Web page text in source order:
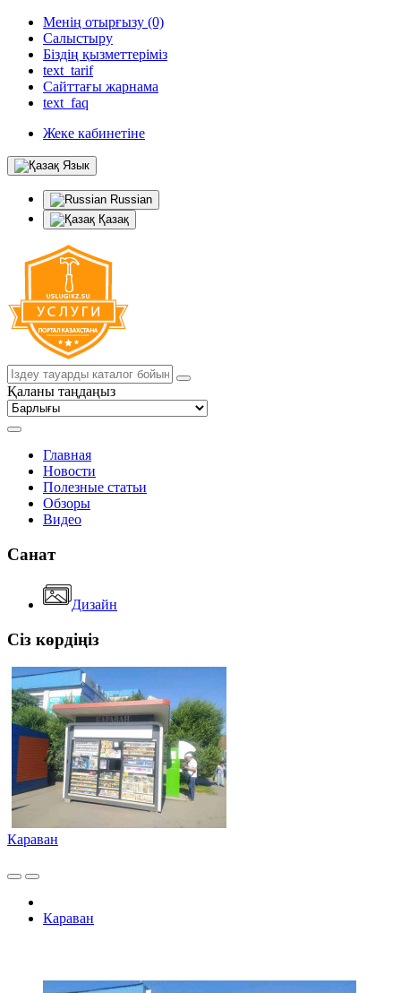
Менің отырғызу (0)
Салыстыру
Біздің қызметтеріміз
text_tarif
Сайттағы жарнама
text_faq
Жеке кабинетіне
Язык
Russian
Қазақ
Қаланы таңдаңыз
Главная
Новости
Полезные статьи
Обзоры
Видео
Санат
Дизайн
Сіз көрдіңіз
Караван
Караван